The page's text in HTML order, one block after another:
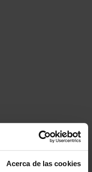
Acerca de las cookies